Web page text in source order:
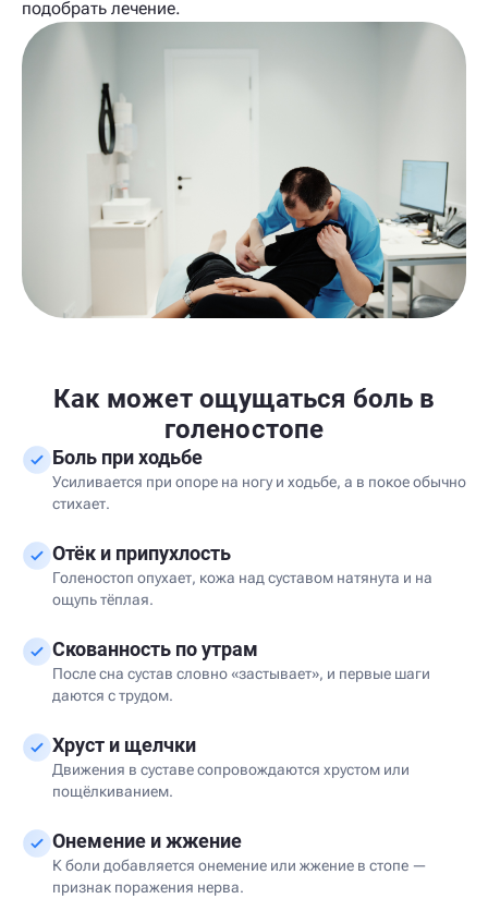
подобрать лечение.
Как может ощущаться боль в
голеностопе
Боль при ходьбе
Усиливается при опоре на ногу и ходьбе, а в покое обычно
стихает.
Отёк и припухлость
Голеностоп опухает, кожа над суставом натянута и на
ощупь тёплая.
Скованность по утрам
После сна сустав словно «застывает», и первые шаги
даются с трудом.
Хруст и щелчки
Движения в суставе сопровождаются хрустом или
пощёлкиванием.
Онемение и жжение
К боли добавляется онемение или жжение в стопе —
признак поражения нерва.